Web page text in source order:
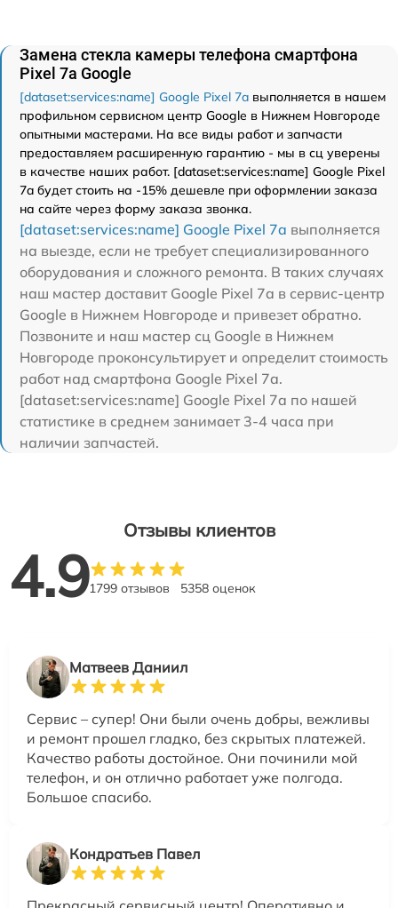
Замена стекла камеры телефона смартфона
Pixel 7a Google
[dataset:services:name] Google Pixel 7a выполняется в нашем
профильном сервисном центр Google в Нижнем Новгороде
опытными мастерами. На все виды работ и запчасти
предоставляем расширенную гарантию - мы в сц уверены
в качестве наших работ. [dataset:services:name] Google Pixel
7a будет стоить на -15% дешевле при оформлении заказа
на сайте через форму заказа звонка.
[dataset:services:name] Google Pixel 7a выполняется
на выезде, если не требует специализированного
оборудования и сложного ремонта. В таких случаях
наш мастер доставит Google Pixel 7a в сервис-центр
Google в Нижнем Новгороде и привезет обратно.
Позвоните и наш мастер сц Google в Нижнем
Новгороде проконсультирует и определит стоимость
работ над смартфона Google Pixel 7a.
[dataset:services:name] Google Pixel 7a по нашей
статистике в среднем занимает 3-4 часа при
наличии запчастей.
Отзывы клиентов
4.91799 отзывов 5358 оценок
Матвеев Даниил
Сервис – супер! Они были очень добры, вежливы
и ремонт прошел гладко, без скрытых платежей.
Качество работы достойное. Они починили мой
телефон, и он отлично работает уже полгода.
Большое спасибо.
Кондратьев Павел